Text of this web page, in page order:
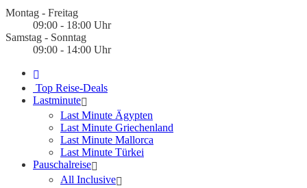
Montag - Freitag
09:00 - 18:00 Uhr
Samstag - Sonntag
09:00 - 14:00 Uhr
Top Reise-Deals
Lastminute
Last Minute Ägypten
Last Minute Griechenland
Last Minute Mallorca
Last Minute Türkei
Pauschalreise
All Inclusive